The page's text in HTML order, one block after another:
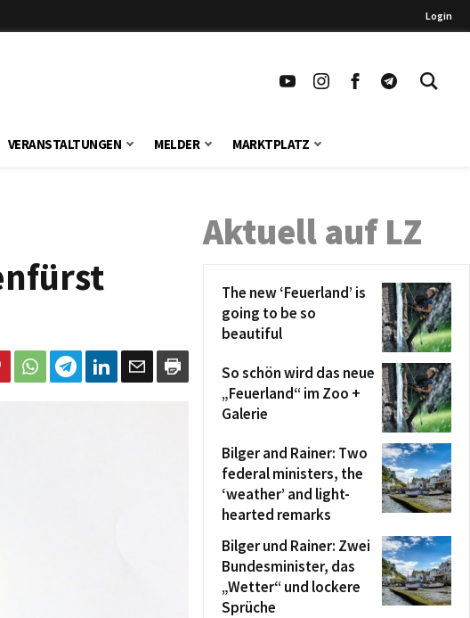
Login
VERANSTALTUNGEN MELDER MARKTPLATZ
Aktuell auf LZ
The new ‘Feuerland’ is
going to be so
beautiful
So schön wird das neue
„Feuerland“ im Zoo +
Galerie
Bilger and Rainer: Two
federal ministers, the
‘weather’ and light-
hearted remarks
Bilger und Rainer: Zwei
Bundesminister, das
„Wetter“ und lockere
Sprüche